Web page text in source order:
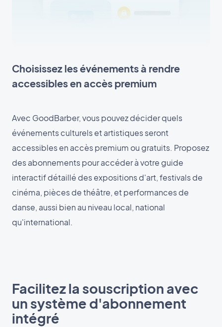
Choisissez les événements à rendre
accessibles en accès premium
Avec GoodBarber, vous pouvez décider quels
événements culturels et artistiques seront
accessibles en accès premium ou gratuits. Proposez
des abonnements pour accéder à votre guide
interactif détaillé des expositions d'art, festivals de
cinéma, pièces de théâtre, et performances de
danse, aussi bien au niveau local, national
qu'international.
Facilitez la souscription avec
un système d'abonnement
intégré